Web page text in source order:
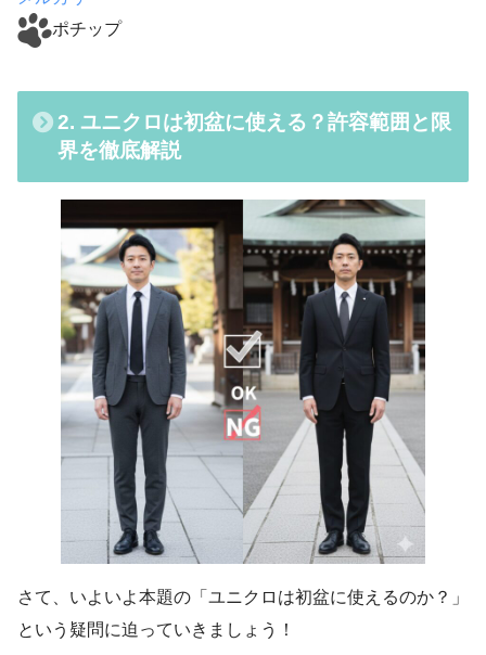
ポチップ
2. ユニクロは初盆に使える？許容範囲と限
界を徹底解説
さて、いよいよ本題の「ユニクロは初盆に使えるのか？」
という疑問に迫っていきましょう！